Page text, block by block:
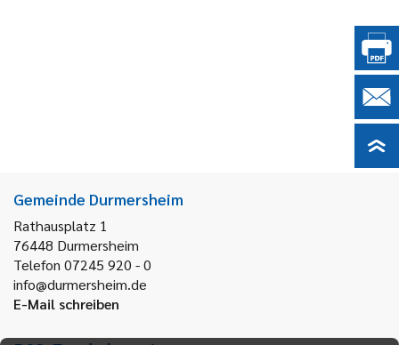
Gemeinde Durmersheim
Rathausplatz 1
76448 Durmersheim
Telefon 07245 920 - 0
info@durmersheim.de
E-Mail schreiben